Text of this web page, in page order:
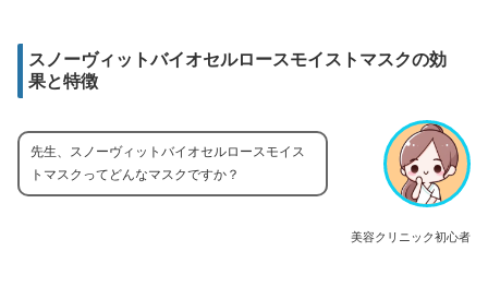
スノーヴィットバイオセルロースモイストマスクの効
果と特徴
美容クリニック初心者
先生、スノーヴィットバイオセルロースモイス
トマスクってどんなマスクですか？